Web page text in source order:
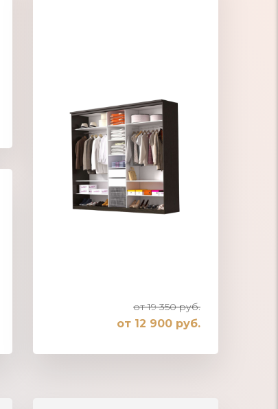
от 19 350 руб.
от 12 900 руб.